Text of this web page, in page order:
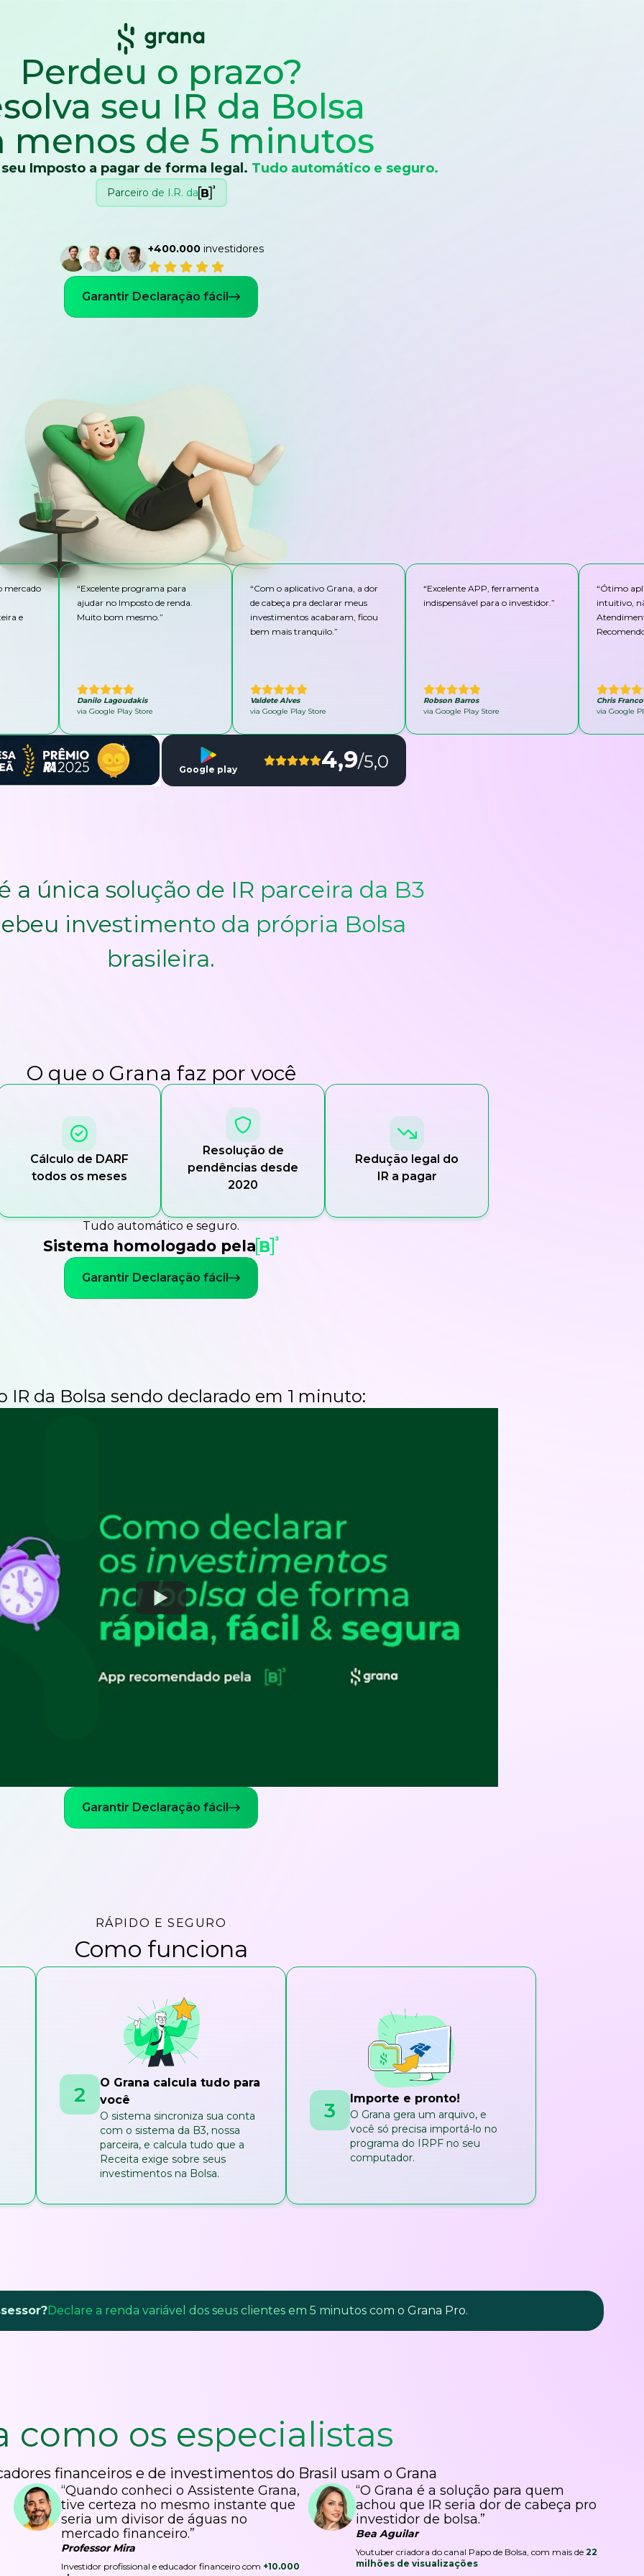
Perdeu o prazo?
seu IR da Bolsa
menos de 5 minutos
Imposto a pagar de forma legal. Tudo automático e seguro.
Parceiro de I.R. da
+400.000investidores
Garantir Declaração fácil
mercado
e
“Excelente programa para
ajudar no Imposto de renda.
Muito bom mesmo.”
Danilo Lagoudakis
via Google Play Store
“Com o aplicativo Grana, a dor
de cabeça pra declarar meus
investimentos acabaram, ficou
bem mais tranquilo.”
Valdete Alves
via Google Play Store
“Excelente APP, ferramenta
indispensável para o investidor.”
Robson Barros
via Google Play Store
“Ótimo
intuitivo,
Chris Franco
via Google
Google play 4,9/5,0
a única solução de IR parceira da B3
investimento da própria Bolsa
brasileira.
O que o Grana faz por você
Cálculo de DARF
todos os meses
Resolução de
pendências desde
2020
Redução legal do
IR a pagar
Tudo automático e seguro.
Sistema homologado pela
Garantir Declaração fácil
IR da Bolsa sendo declarado em 1 minuto:
Watch
Garantir Declaração fácil
RÁPIDO E SEGURO
Como funciona
2
O Grana calcula tudo para
você
O sistema sincroniza sua conta
com o sistema da B3, nossa
parceira, e calcula tudo que a
Receita exige sobre seus
investimentos na Bolsa.
3 Importe e pronto!
O Grana gera um arquivo, e
você só precisa importá-lo no
programa do IRPF no seu
computador.
Declare a renda variável dos seus clientes em 5 minutos com o Grana Pro.
como os especialistas
financeiros e de investimentos do Brasil usam o Grana
“Quando conheci o Assistente Grana,
tive certeza no mesmo instante que
seria um divisor de águas no
mercado financeiro.”
Professor Mira
Investidor profissional e educador financeiro com +10.000
“O Grana é a solução para quem
achou que IR seria dor de cabeça pro
investidor de bolsa.”
Bea Aguilar
Youtuber criadora do canal Papo de Bolsa, com mais de 22
milhões de visualizações